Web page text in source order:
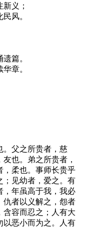
义；
风。
篇。
章。
。父之所贵者，慈
也。弟之所贵者，
，柔也。事师长贵乎
；见幼者，爱之。有
，年虽高于我，我必
仇者以义解之，怨者
含容而忍之；人有大
以恶小而为之。人有